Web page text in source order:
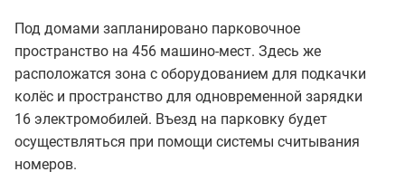
Под домами запланировано парковочное
пространство на 456 машино-мест. Здесь же
расположатся зона с оборудованием для подкачки
колёс и пространство для одновременной зарядки
16 электромобилей. Въезд на парковку будет
осуществляться при помощи системы считывания
номеров.